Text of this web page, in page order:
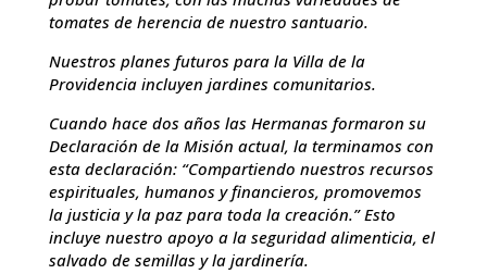
tomates de herencia de nuestro santuario.
Nuestros planes futuros para la Villa de la
Providencia incluyen jardines comunitarios.
Cuando hace dos años las Hermanas formaron su
Declaración de la Misión actual, la terminamos con
esta declaración: “Compartiendo nuestros recursos
espirituales, humanos y financieros, promovemos
la justicia y la paz para toda la creación.” Esto
incluye nuestro apoyo a la seguridad alimenticia, el
salvado de semillas y la jardinería.